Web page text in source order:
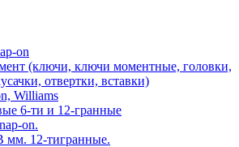
on
(ключи, ключи моментные, головки,
отвертки, вставки)
Williams
6-ти и 12-гранные
on.
мм. 12-тигранные.